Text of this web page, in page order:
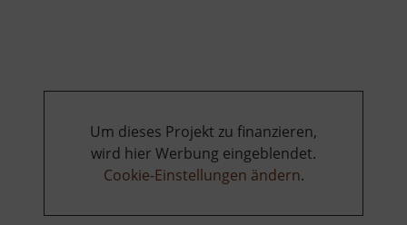
Um dieses Projekt zu finanzieren,
wird hier Werbung eingeblendet.
Cookie-Einstellungen ändern.